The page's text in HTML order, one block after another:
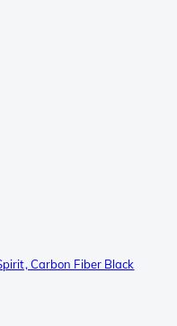
Carbon Fiber Black